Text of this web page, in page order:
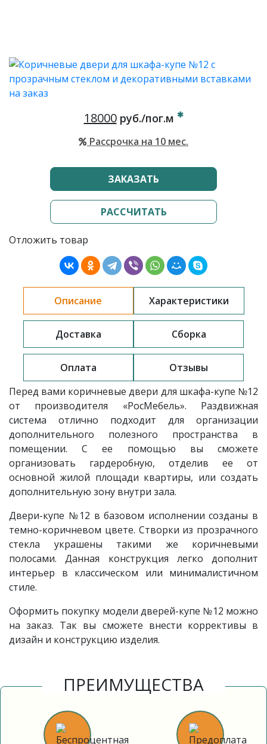
18000руб./пог.м
Рассрочка на 10 мес.
ЗАКАЗАТЬ
РАССЧИТАТЬ
Отложить товар
Описание Характеристики
Доставка Сборка
Оплата
Отзывы
Перед вами коричневые двери для шкафа-купе №12
от производителя «РосМебель». Раздвижная
система отлично подходит для организации
дополнительного полезного пространства в
помещении. С ее помощью вы сможете
организовать гардеробную, отделив ее от
основной жилой площади квартиры, или создать
дополнительную зону внутри зала.
Двери-купе №12 в базовом исполнении созданы в
темно-коричневом цвете. Створки из прозрачного
стекла украшены такими же коричневыми
полосами. Данная конструкция легко дополнит
интерьер в классическом или минималистичном
стиле.
Оформить покупку модели дверей-купе №12 можно
на заказ. Так вы сможете внести коррективы в
дизайн и конструкцию изделия.
ПРЕИМУЩЕСТВА